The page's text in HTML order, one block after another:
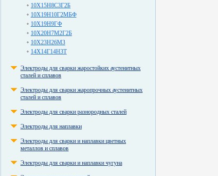
10Х15Н8С3Г2Б
10Х19Н10Г2МБФ
10Х19Н9ГФ
10Х20Н7М2Г2Б
10Х23Н26М3
14Х14Г14Н3Т
Электроды для сварки жаростойких аустенитных
сталей и сплавов
Электроды для сварки жаропрочных аустенитных
сталей и сплавов
Электроды для сварки разнородных сталей
Электроды для наплавки
Электроды для сварки и наплавки цветных
металлов и сплавов
Электроды для сварки и наплавки чугуна